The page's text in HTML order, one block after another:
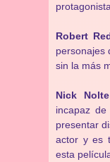
Robert
personajes
sin la más
Nick Nolte
incapaz
presentar
actor y es
esta